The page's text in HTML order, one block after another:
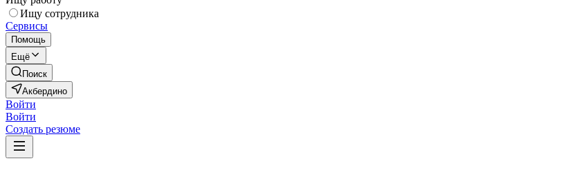
Ищу сотрудника
Сервисы
Помощь
Ещё
Поиск
Акбердино
Войти
Войти
Создать резюме